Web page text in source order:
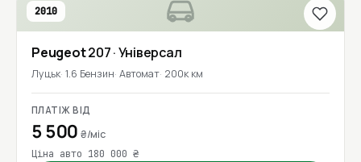
2010
Peugeot207· Універсал
Луцьк 1.6 Бензин Автомат 200к км
ПЛАТІЖ ВІД
5 500₴/міс
Ціна авто 180 000 ₴